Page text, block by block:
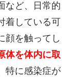
など、日常的
着している可
顔を触ってし
体を体内に取
特に感染症が